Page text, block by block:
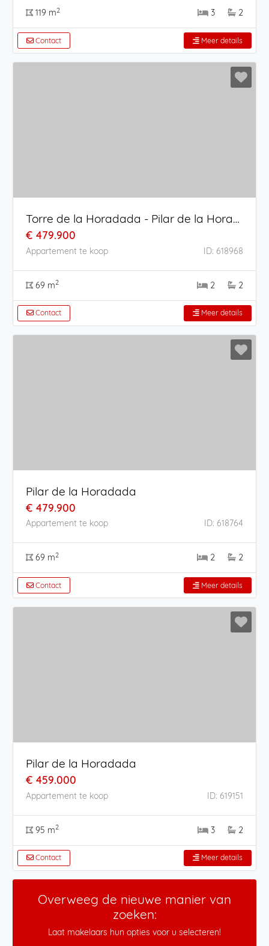
119 m2 3 2
Contact Meer details
Torre de la Horadada - Pilar de la Horadada
€ 479.900
Appartement te koop ID: 618968
69 m2 2 2
Contact Meer details
Pilar de la Horadada
€ 479.900
Appartement te koop ID: 618764
69 m2 2 2
Contact Meer details
Pilar de la Horadada
€ 459.000
Appartement te koop ID: 619151
95 m2 3 2
Contact Meer details
Overweeg de nieuwe manier van
zoeken:
Laat makelaars hun opties voor u selecteren!